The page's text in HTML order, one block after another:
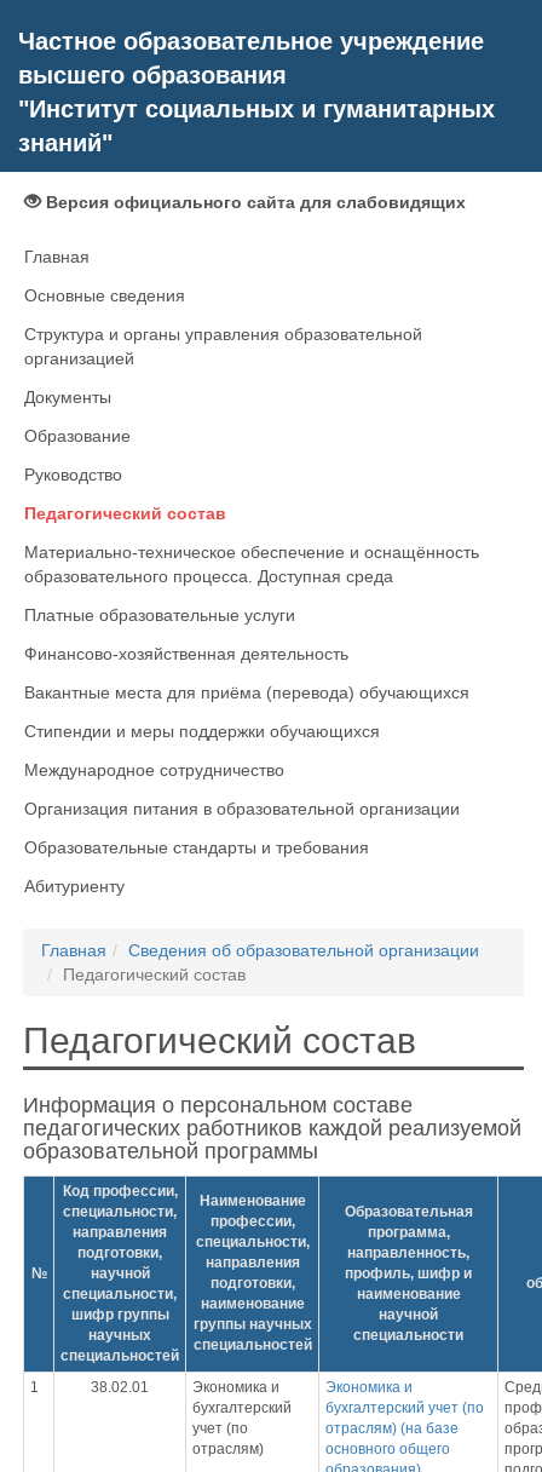
Частное образовательное учреждение
высшего образования
"Институт социальных и гуманитарных
знаний"
Версия официального сайта для слабовидящих
Главная
Основные сведения
Структура и органы управления образовательной
организацией
Документы
Образование
Руководство
Педагогический состав
Материально-техническое обеспечение и оснащённость
образовательного процесса. Доступная среда
Платные образовательные услуги
Финансово-хозяйственная деятельность
Вакантные места для приёма (перевода) обучающихся
Стипендии и меры поддержки обучающихся
Международное сотрудничество
Организация питания в образовательной организации
Образовательные стандарты и требования
Абитуриенту
Главная
Сведения об образовательной организации
Педагогический состав
Педагогический состав
Информация о персональном составе
педагогических работников каждой реализуемой
образовательной программы
№
Код профессии,
специальности,
направления
подготовки,
научной
специальности,
шифр группы
научных
специальностей
Наименование
профессии,
специальности,
направления
подготовки,
наименование
группы научных
специальностей
Образовательная
программа,
направленность,
профиль, шифр и
наименование
научной
специальности
1 38.02.01
Экономика и
бухгалтерский
учет (по
отраслям)
Экономика и
бухгалтерский учет (по
отраслям) (на базе
основного общего